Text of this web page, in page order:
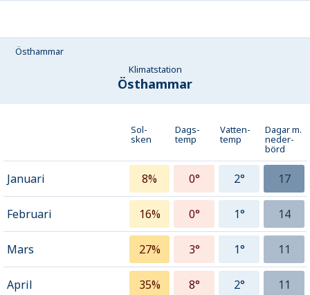
Östhammar
Klimatstation
Östhammar
Sol-
sken
Dags-
temp
Vatten-
temp
Dagar m.
neder­
börd
Januari 8% 0° 2° 17
Februari 16% 0° 1° 14
Mars 27% 3° 1° 11
April 35% 8° 2° 11